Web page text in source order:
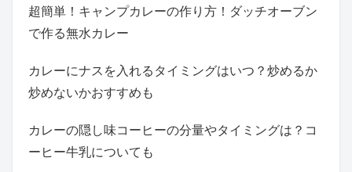
超簡単！キャンプカレーの作り方！ダッチオーブン
で作る無水カレー
カレーにナスを入れるタイミングはいつ？炒めるか
炒めないかおすすめも
カレーの隠し味コーヒーの分量やタイミングは？コ
ーヒー牛乳についても